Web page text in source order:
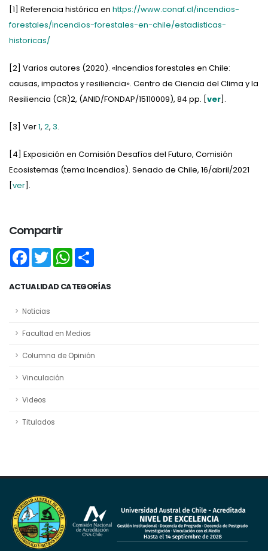
[1] Referencia histórica en https://www.conaf.cl/incendios-
forestales/incendios-forestales-en-chile/estadisticas-
historicas/
[2] Varios autores (2020). «Incendios forestales en Chile:
causas, impactos y resiliencia». Centro de Ciencia del Clima y la
Resiliencia (CR)2, (ANID/FONDAP/15110009), 84 pp. [ver].
[3] Ver1, 2, 3.
[4] Exposición en Comisión Desafíos del Futuro, Comisión
Ecosistemas (tema Incendios). Senado de Chile, 16/abril/2021
[ver].
Compartir
Facebook
TwitterWhatsApp
ACTUALIDAD CATEGORÍAS
Noticias
Facultad en Medios
Columna de Opinión
Vinculación
Videos
Titulados